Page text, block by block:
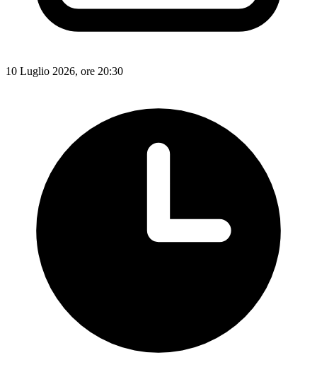
10 Luglio 2026, ore 20:30